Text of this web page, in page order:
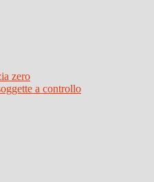
zero
a controllo